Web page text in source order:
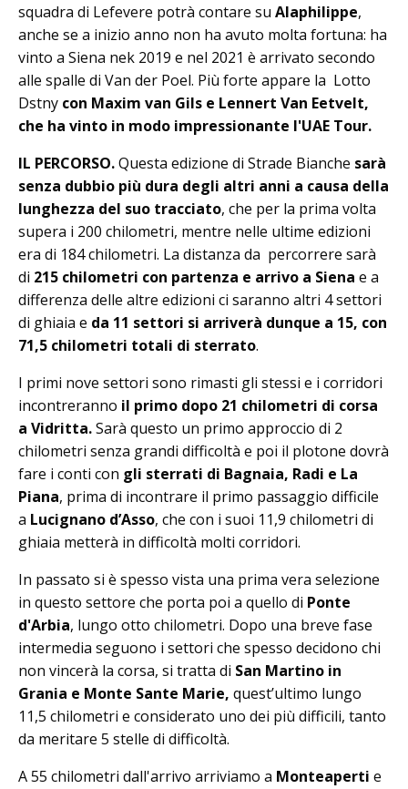
squadra di Lefevere potrà contare su Alaphilippe,
anche se a inizio anno non ha avuto molta fortuna: ha
vinto a Siena nek 2019 e nel 2021 è arrivato secondo
alle spalle di Van der Poel. Più forte appare la Lotto
Dstny con Maxim van Gils e Lennert Van Eetvelt,
che ha vinto in modo impressionante l'UAE Tour.
IL PERCORSO.Questa edizione di Strade Bianche sarà
senza dubbio più dura degli altri anni a causa della
lunghezza del suo tracciato, che per la prima volta
supera i 200 chilometri, mentre nelle ultime edizioni
era di 184 chilometri. La distanza da percorrere sarà
di 215 chilometri con partenza e arrivo a Siena e a
differenza delle altre edizioni ci saranno altri 4 settori
di ghiaia e da 11 settori si arriverà dunque a 15, con
71,5 chilometri totali di sterrato.
I primi nove settori sono rimasti gli stessi e i corridori
incontreranno il primo dopo 21 chilometri di corsa
a Vidritta.Sarà questo un primo approccio di 2
chilometri senza grandi difficoltà e poi il plotone dovrà
fare i conti con gli sterrati di Bagnaia, Radi e La
Piana, prima di incontrare il primo passaggio difficile
a Lucignano d’Asso, che con i suoi 11,9 chilometri di
ghiaia metterà in difficoltà molti corridori.
In passato si è spesso vista una prima vera selezione
in questo settore che porta poi a quello di Ponte
d'Arbia, lungo otto chilometri. Dopo una breve fase
intermedia seguono i settori che spesso decidono chi
non vincerà la corsa, si tratta di San Martino in
Grania e Monte Sante Marie, quest’ultimo lungo
11,5 chilometri e considerato uno dei più difficili, tanto
da meritare 5 stelle di difficoltà.
A 55 chilometri dall'arrivo arriviamo a Monteaperti e